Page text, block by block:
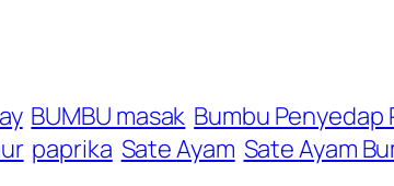
BUMBU masak Bumbu Penyedap
paprika Sate Ayam Sate Ayam